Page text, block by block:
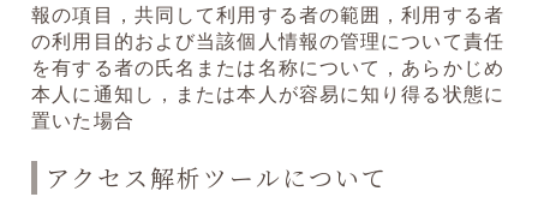
報の項目，共同して利用する者の範囲，利用する者
の利用目的および当該個人情報の管理について責任
を有する者の氏名または名称について，あらかじめ
本人に通知し，または本人が容易に知り得る状態に
置いた場合
アクセス解析ツールについて